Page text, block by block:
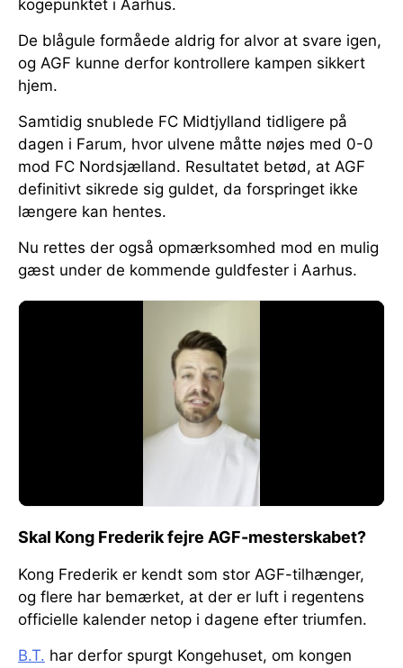
kogepunktet i Aarhus.
De blågule formåede aldrig for alvor at svare igen,
og AGF kunne derfor kontrollere kampen sikkert
hjem.
Samtidig snublede FC Midtjylland tidligere på
dagen i Farum, hvor ulvene måtte nøjes med 0-0
mod FC Nordsjælland. Resultatet betød, at AGF
definitivt sikrede sig guldet, da forspringet ikke
længere kan hentes.
Nu rettes der også opmærksomhed mod en mulig
gæst under de kommende guldfester i Aarhus.
Skal Kong Frederik fejre AGF-mesterskabet?
Kong Frederik er kendt som stor AGF-tilhænger,
og flere har bemærket, at der er luft i regentens
officielle kalender netop i dagene efter triumfen.
B.T. har derfor spurgt Kongehuset, om kongen